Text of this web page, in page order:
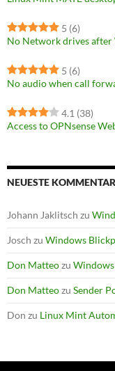
5 (6)
No Network drives after
5 (6)
No audio when call
4.1 (38)
Access to OPNsense
NEUESTE
Johann Jaklitsch zu
Josch zu Windows
Don Matteozu
Don Matteozu Sender
Don zu Linux Mint